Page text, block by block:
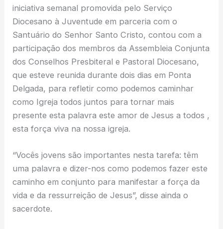
iniciativa semanal promovida pelo Serviço
Diocesano à Juventude em parceria com o
Santuário do Senhor Santo Cristo, contou com a
participação dos membros da Assembleia Conjunta
dos Conselhos Presbiteral e Pastoral Diocesano,
que esteve reunida durante dois dias em Ponta
Delgada, para refletir como podemos caminhar
como Igreja todos juntos para tornar mais
presente esta palavra este amor de Jesus a todos ,
esta força viva na nossa igreja.
“Vocês jovens são importantes nesta tarefa: têm
uma palavra e dizer-nos como podemos fazer este
caminho em conjunto para manifestar a força da
vida e da ressurreição de Jesus”, disse ainda o
sacerdote.